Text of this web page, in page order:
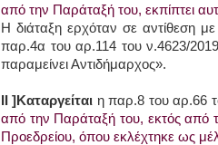
από την Παράταξή του, εκπίπτει
Η διάταξη ερχόταν σε αντίθεση
παρ.4α του αρ.114 του ν.4623/
παραμείνει Αντιδήμαρχος».
ΙΙ ]Καταργείται η παρ.8 του αρ.66
από την Παράταξή του, εκτός από
Προεδρείου, όπου εκλέχτηκε ως